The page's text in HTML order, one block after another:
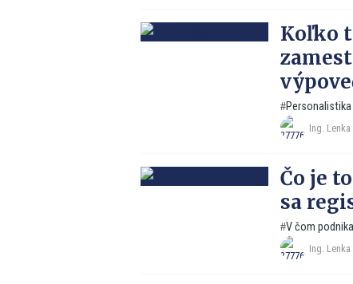
Koľko
Personalistika
Ing.
Čo je
sa
V čom
Ing.